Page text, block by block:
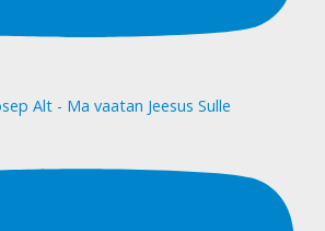
Alt - Ma vaatan Jeesus Sulle